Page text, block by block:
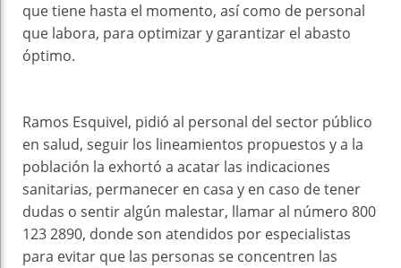
que tiene hasta el momento, así como de personal
que labora, para optimizar y garantizar el abasto
óptimo.
Ramos Esquivel, pidió al personal del sector público
en salud, seguir los lineamientos propuestos y a la
población la exhortó a acatar las indicaciones
sanitarias, permanecer en casa y en caso de tener
dudas o sentir algún malestar, llamar al número 800
123 2890, donde son atendidos por especialistas
para evitar que las personas se concentren las